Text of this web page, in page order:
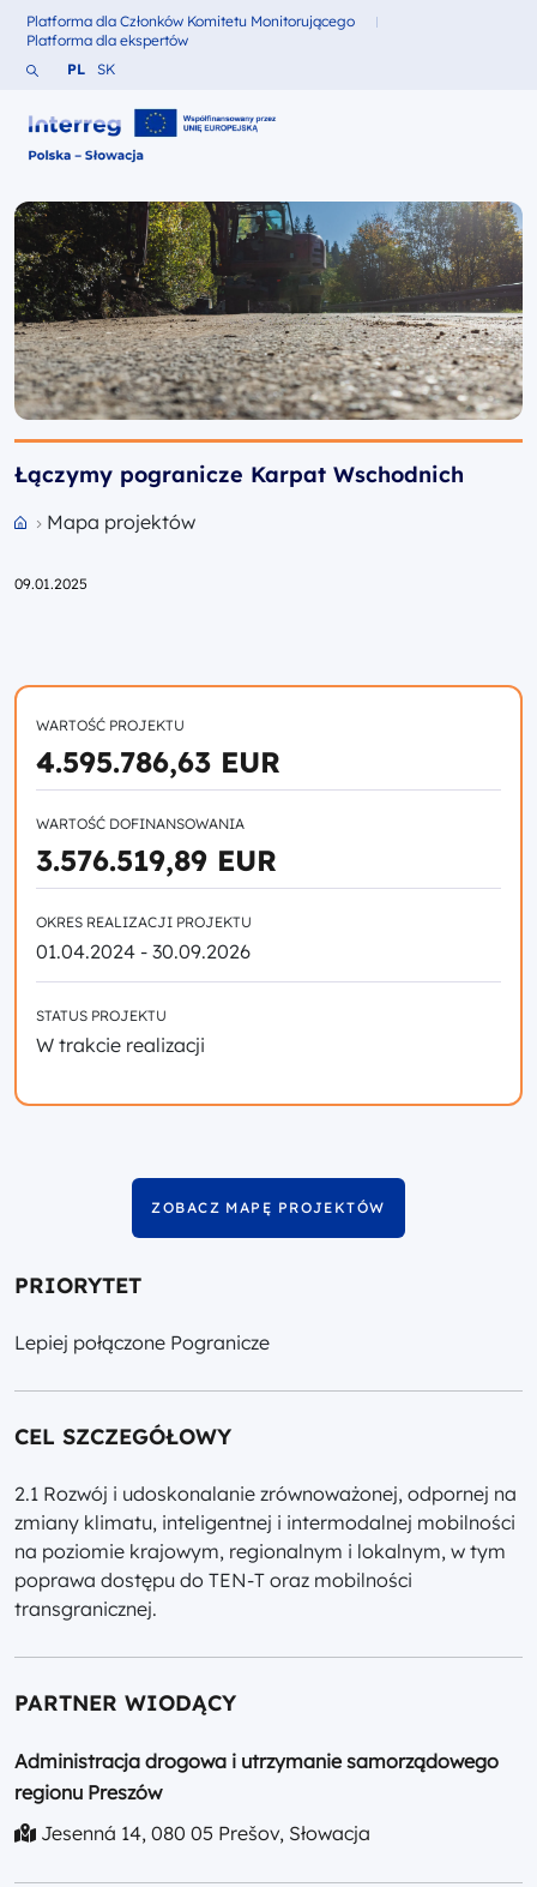
Fundusze dla
Platforma dla Członków Komitetu Monitorującego
Fundusze dla
Platforma dla ekspertów
Szukaj w serwisie
Zmień język na Polski
PL Zmień język na Słowacki
SK
Łączymy pogranicze Karpat Wschodnich
Mapa projektów
09.01.2025
PRIORYTET
Lepiej połączone Pogranicze
CEL SZCZEGÓŁOWY
2.1 Rozwój i udoskonalanie zrównoważonej, odpornej na
zmiany klimatu, inteligentnej i intermodalnej mobilności
na poziomie krajowym, regionalnym i lokalnym, w tym
poprawa dostępu do TEN-T oraz mobilności
transgranicznej.
PARTNER WIODĄCY
Administracja drogowa i utrzymanie samorządowego
regionu Preszów
Jesenná 14, 080 05 Prešov, Słowacja
WARTOŚĆ PROJEKTU
4.595.786,63 EUR
WARTOŚĆ DOFINANSOWANIA
3.576.519,89 EUR
OKRES REALIZACJI PROJEKTU
01.04.2024 - 30.09.2026
STATUS PROJEKTU
W trakcie realizacji
ZOBACZ MAPĘ PROJEKTÓW